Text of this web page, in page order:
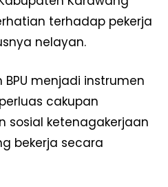
terhadap pekerja
nelayan.
menjadi instrumen
cakupan
sosial ketenagakerjaan
bekerja secara